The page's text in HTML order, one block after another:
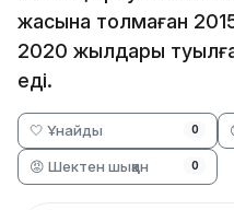
жасына толмаған
2020 жылдары
еді.
🤍 Ұнайды 0
😡 Шектен шыққан 0